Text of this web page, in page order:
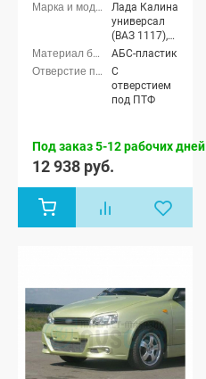
Лада Калина
универсал
(ВАЗ 1117),
Лада Калина
седан (ВАЗ
1118), Лада
Калина
хэтчбек (ВАЗ
АБС-пластик
С
отверстием
под ПТФ
Под заказ 5-12 рабочих дней
12 938 руб.